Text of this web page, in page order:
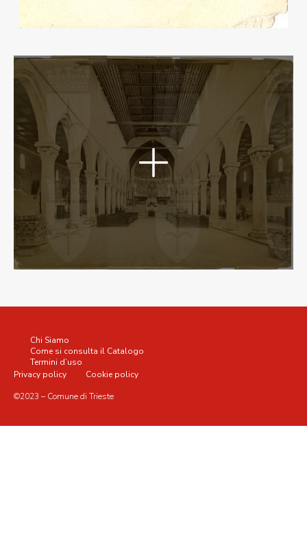
©2023 – Comune di Trieste
Chi Siamo
Come si consulta il Catalogo
Termini d’uso
Privacy policy
Cookie policy